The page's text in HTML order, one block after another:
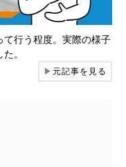
行う程度。実際の様子
。
▶元記事を見る